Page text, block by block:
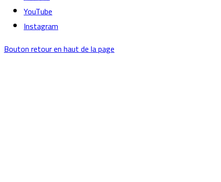
YouTube
Instagram
Bouton retour en haut de la page